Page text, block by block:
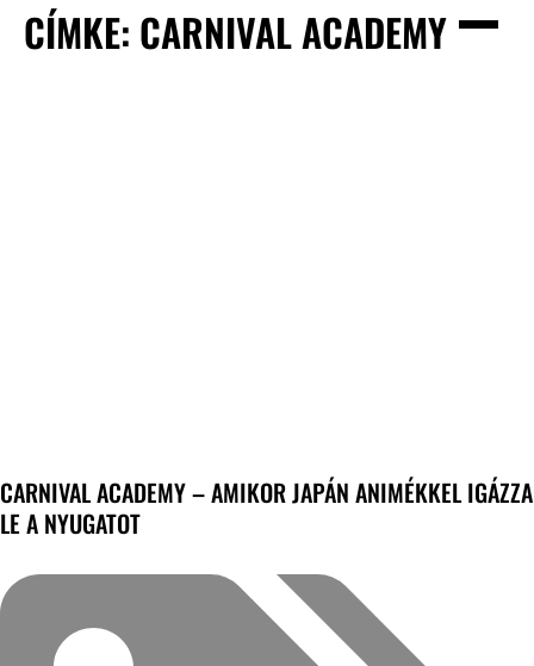
CÍMKE: CARNIVAL ACADEMY
CARNIVAL ACADEMY – AMIKOR JAPÁN ANIMÉKKEL IGÁZZA
LE A NYUGATOT